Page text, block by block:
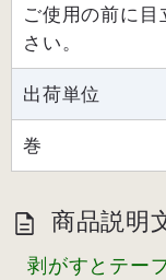
ご使用の前に
さい。
出荷単位
巻
商品説明
剥がすとテー